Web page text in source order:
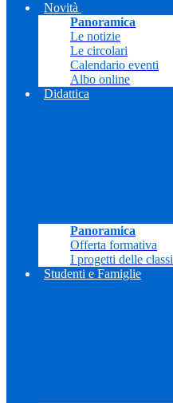
Novità
Panoramica
Le notizie
Le circolari
Calendario eventi
Albo online
Didattica
Panoramica
Offerta formativa
I progetti delle classi
Studenti e Famiglie